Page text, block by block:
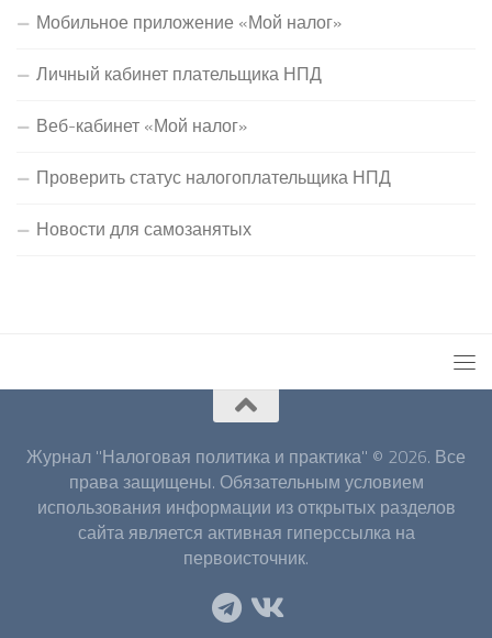
Мобильное приложение «Мой налог»
Личный кабинет плательщика НПД
Веб-кабинет «Мой налог»
Проверить статус налогоплательщика НПД
Новости для самозанятых
Журнал "Налоговая политика и практика" © 2026. Все
права защищены. Обязательным условием
использования информации из открытых разделов
сайта является активная гиперссылка на
первоисточник.